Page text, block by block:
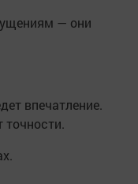
— они
впечатление.
точности.